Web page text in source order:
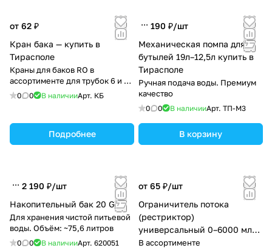
от 62 ₽
Кран бака — купить в
Тирасполе
Краны для баков RO в
ассортименте для трубок 6 и 10
мм.. Резьбы 1/4" и 3/4".
0 0 В наличииАрт. КБ
Подробнее
190 ₽/шт
Механическая помпа для
бутылей 19л–12,5л купить в
Тирасполе
Ручная подача воды. Премиум
качество
0 0 В наличииАрт. ТП-М3
В корзину
2 190 ₽/шт
Накопительный бак 20 G
Для хранения чистой питьевой
воды. Объём: ~75,6 литров
0 0 В наличииАрт. 620051
от 65 ₽/шт
Ограничитель потока
(рестриктор)
универсальный 0–6000 мл/
мин (точная настройка
В ассортименте